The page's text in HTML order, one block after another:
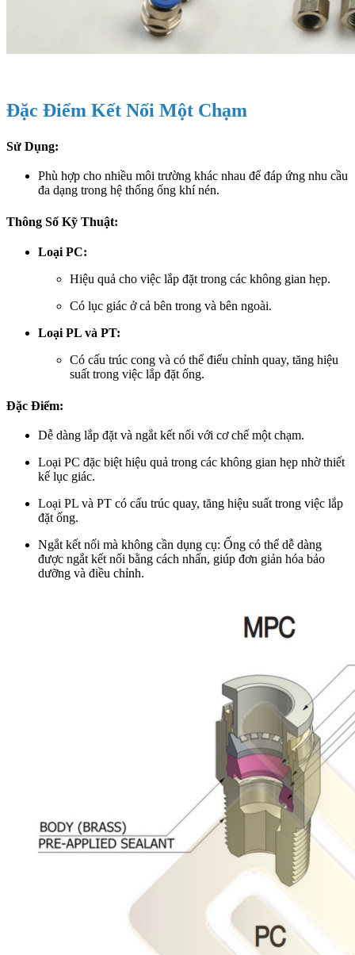
Đặc Điểm Kết Nối Một Chạm
Sử Dụng:
Phù hợp cho nhiều môi trường khác nhau để đáp ứng nhu cầu
đa dạng trong hệ thống ống khí nén.
Thông Số Kỹ Thuật:
Loại PC:
Hiệu quả cho việc lắp đặt trong các không gian hẹp.
Có lục giác ở cả bên trong và bên ngoài.
Loại PL và PT:
Có cấu trúc cong và có thể điểu chỉnh quay, tăng hiệu
suất trong việc lắp đặt ống.
Đặc Điểm:
Dễ dàng lắp đặt và ngắt kết nối với cơ chế một chạm.
Loại PC đặc biệt hiệu quả trong các không gian hẹp nhờ thiết
kế lục giác.
Loại PL và PT có cấu trúc quay, tăng hiệu suất trong việc lắp
đặt ống.
Ngắt kết nối mà không cần dụng cụ: Ống có thể dễ dàng
được ngắt kết nối bằng cách nhấn, giúp đơn giản hóa bảo
dưỡng và điều chỉnh.